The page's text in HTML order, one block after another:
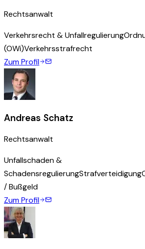
Rechtsanwalt
Verkehrsrecht & Unfallregulierung
(OWi)Verkehrsstrafrecht
Zum Profil
Andreas Schatz
Rechtsanwalt
Unfallschaden &
SchadensregulierungStrafverteidigung
/ Bußgeld
Zum Profil